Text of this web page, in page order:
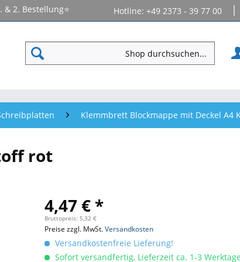
2. Bestellung⭐ Hotline: +49 2373 - 39 77 00 |
Klemmbrett Blockmappe mit Deckel A4
rot
4,47 € *
Bruttopreis: 5,32 €
Preise zzgl. MwSt.Versandkosten
Versandkostenfreie Lieferung!
Sofort versandfertig, Lieferzeit ca. 1-3 Werktage